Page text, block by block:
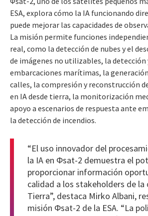
ESA, explora cómo la IA funcionando
puede mejorar las capacidades de
La misión permite funciones
real, como la detección de nubes y el
de imágenes no utilizables, la detección
embarcaciones marítimas, la
calles, la compresión y reconstrucción
en IA desde tierra, la monitorización
apoyo a escenarios de respuesta ante
la detección de incendios.
“El uso innovador del
la IA en Φsat-2 demuestra el
proporcionar información
calidad a los stakeholders de la
Tierra”, destaca Mirko Albani,
misión Φsat-2 de la ESA. “La